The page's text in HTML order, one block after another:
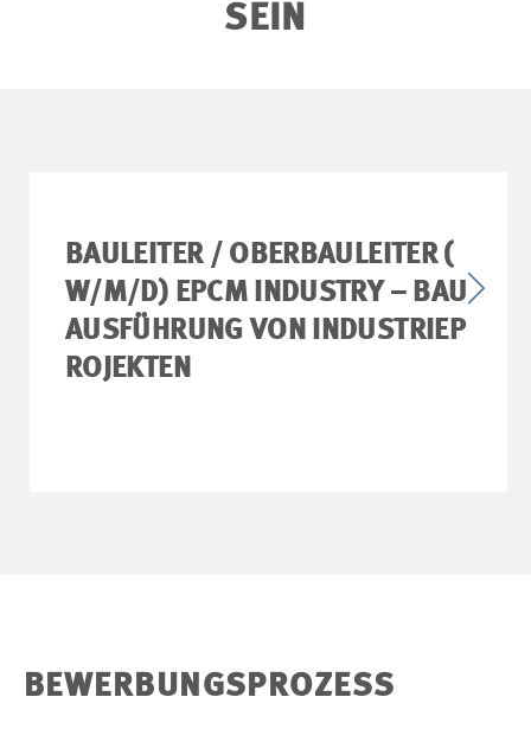
SEIN
BAULEITER / OBERBAULEITER (
W/M/D) EPCM INDUSTRY – BAU
AUSFÜHRUNG VON INDUSTRIEP
ROJEKTEN
BEWERBUNGSPROZESS